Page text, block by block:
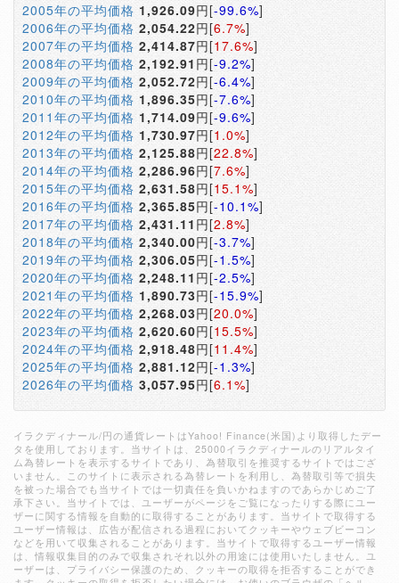
2005年の平均価格 1,926.09円[-99.6%]
2006年の平均価格 2,054.22円[6.7%]
2007年の平均価格 2,414.87円[17.6%]
2008年の平均価格 2,192.91 円[-9.2%]
2009年の平均価格 2,052.72円[-6.4%]
2010年の平均価格 1,896.35円[-7.6%]
2011年の平均価格 1,714.09円[-9.6%]
2012年の平均価格 1,730.97円[1.0%]
2013年の平均価格 2,125.88円[22.8%]
2014年の平均価格 2,286.96円[7.6%]
2015年の平均価格 2,631.58円[15.1%]
2016年の平均価格 2,365.85円[-10.1%]
2017年の平均価格 2,431.11 円[2.8%]
2018年の平均価格 2,340.00円[-3.7%]
2019年の平均価格 2,306.05円[-1.5%]
2020年の平均価格 2,248.11 円[-2.5%]
2021年の平均価格 1,890.73円[-15.9%]
2022年の平均価格 2,268.03円[20.0%]
2023年の平均価格 2,620.60円[15.5%]
2024年の平均価格 2,918.48円[11.4%]
2025年の平均価格 2,881.12円[-1.3%]
2026年の平均価格 3,057.95円[6.1%]
イラクディナール/円の通貨レートはYahoo! Finance(米国)より取得したデー
タを使用しております。当サイトは、25000イラクディナールのリアルタイ
ム為替レートを表示するサイトであり、為替取引を推奨するサイトではござ
いません。このサイトに表示される為替レートを利用し、為替取引等で損失
を被った場合でも当サイトでは一切責任を負いかねますのであらかじめご了
承下さい。当サイトでは、ユーザーがページをご覧になったりする際にユー
ザーに関する情報を自動的に取得することがあります。当サイトで取得する
ユーザー情報は、広告が配信される過程においてクッキーやウェブビーコン
などを用いて収集されることがあります。当サイトで取得するユーザー情報
は、情報収集目的のみで収集されそれ以外の用途には使用いたしません。ユ
ーザーは、プライバシー保護のため、クッキーの取得を拒否することができ